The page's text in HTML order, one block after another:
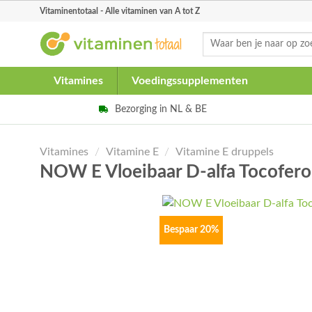
Vitaminentotaal - Alle vitaminen van A tot Z
Zoeken
Vitamines Voedingssupplementen
Bezorging in NL & BE
Vitamines / Vitamine E / Vitamine E druppels
NOW E Vloeibaar D-alfa
Bespaar 20%